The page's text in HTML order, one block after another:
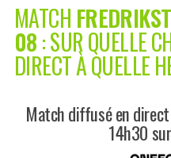
MATCH
08: SUR QUELLE
DIRECT À QUELLE
Match diffusé en
14h30